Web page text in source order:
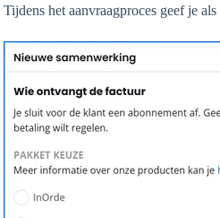
Tijdens het aanvraagproces geef je